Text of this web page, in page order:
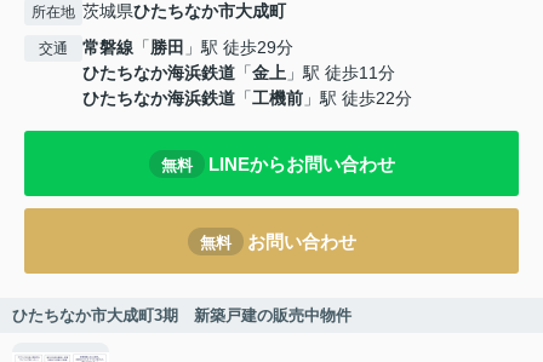
所在地 茨城県ひたちなか市大成町
交通 常磐線 「勝田 」駅 徒歩29分
ひたちなか海浜鉄道 「金上 」駅 徒歩11分
ひたちなか海浜鉄道 「工機前 」駅 徒歩22分
無料 LINEからお問い合わせ
無料 お問い合わせ
ひたちなか市大成町3期 新築戸建の販売中物件